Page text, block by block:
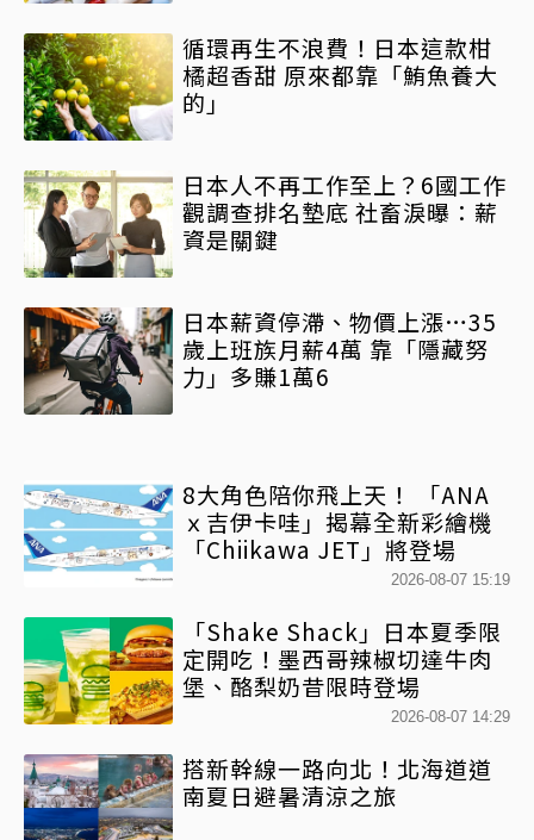
循環再生不浪費！日本這款柑
橘超香甜 原來都靠「鮪魚養大
的」
日本人不再工作至上？6國工作
觀調查排名墊底 社畜淚曝：薪
資是關鍵
日本薪資停滯、物價上漲…35
歲上班族月薪4萬 靠「隱藏努
力」多賺1萬6
8大角色陪你飛上天！ 「ANA
ｘ吉伊卡哇」揭幕全新彩繪機
「Chiikawa JET」將登場
2026-08-07 15:19
「Shake Shack」日本夏季限
定開吃！墨西哥辣椒切達牛肉
堡、酪梨奶昔限時登場
2026-08-07 14:29
搭新幹線一路向北！北海道道
南夏日避暑清涼之旅